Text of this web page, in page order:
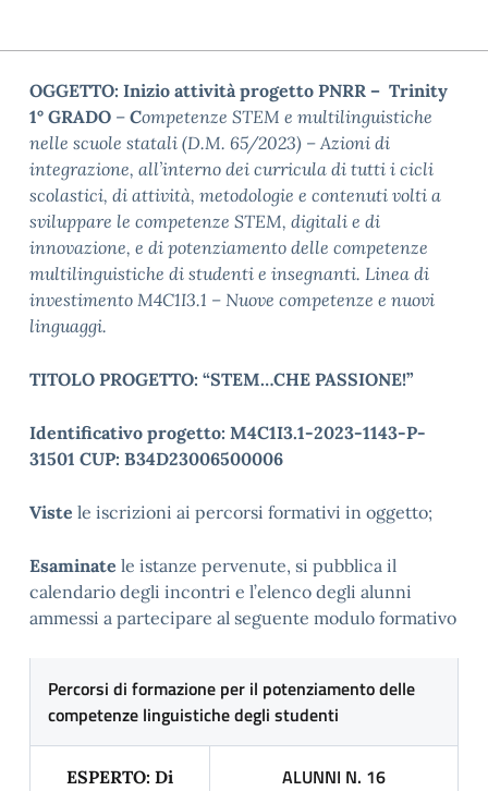
OGGETTO: Inizio attività progetto PNRR – Trinity
1° GRADO – Competenze STEM e multilinguistiche
nelle scuole statali (D.M. 65/2023) – Azioni di
integrazione, all’interno dei curricula di tutti i cicli
scolastici, di attività, metodologie e contenuti volti a
sviluppare le competenze STEM, digitali e di
innovazione, e di potenziamento delle competenze
multilinguistiche di studenti e insegnanti. Linea di
investimento M4C1I3.1 – Nuove competenze e nuovi
linguaggi.
TITOLO PROGETTO: “STEM…CHE PASSIONE!”
Identificativo progetto: M4C1I3.1-2023-1143-P-
31501 CUP: B34D23006500006
Viste le iscrizioni ai percorsi formativi in oggetto;
Esaminate le istanze pervenute, si pubblica il
calendario degli incontri e l’elenco degli alunni
ammessi a partecipare al seguente modulo formativo
Percorsi di formazione per il potenziamento delle
competenze linguistiche degli studenti
ESPERTO: Di
ALUNNI N. 16